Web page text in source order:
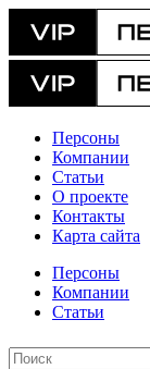
Персоны
Компании
Статьи
О проекте
Контакты
Карта сайта
Персоны
Компании
Статьи